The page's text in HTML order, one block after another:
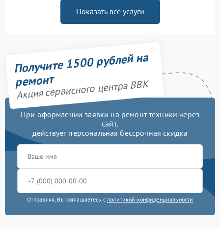
Показать все услуги
Получите 1500 рублей на
ремонт
Акция сервисного центра BBK
При оформлении заявки на ремонт техники через
сайт,
действует персональная бессрочная скидка
Отправляя, Вы соглашаетесь с политикой конфиденциальности